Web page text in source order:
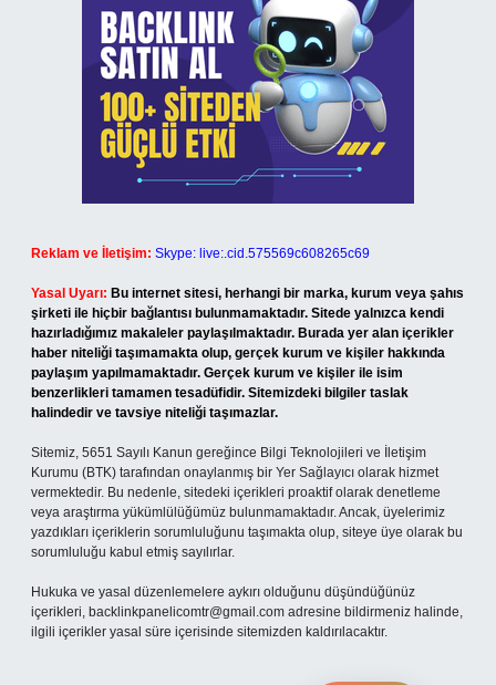
Reklam ve İletişim: Skype: live:.cid.575569c608265c69
Yasal Uyarı: Bu internet sitesi, herhangi bir marka, kurum veya şahıs
şirketi ile hiçbir bağlantısı bulunmamaktadır. Sitede yalnızca kendi
hazırladığımız makaleler paylaşılmaktadır. Burada yer alan içerikler
haber niteliği taşımamakta olup, gerçek kurum ve kişiler hakkında
paylaşım yapılmamaktadır. Gerçek kurum ve kişiler ile isim
benzerlikleri tamamen tesadüfidir. Sitemizdeki bilgiler taslak
halindedir ve tavsiye niteliği taşımazlar.
Sitemiz, 5651 Sayılı Kanun gereğince Bilgi Teknolojileri ve İletişim
Kurumu (BTK) tarafından onaylanmış bir Yer Sağlayıcı olarak hizmet
vermektedir. Bu nedenle, sitedeki içerikleri proaktif olarak denetleme
veya araştırma yükümlülüğümüz bulunmamaktadır. Ancak, üyelerimiz
yazdıkları içeriklerin sorumluluğunu taşımakta olup, siteye üye olarak bu
sorumluluğu kabul etmiş sayılırlar.
Hukuka ve yasal düzenlemelere aykırı olduğunu düşündüğünüz
içerikleri, backlinkpanelicomtr@gmail.com adresine bildirmeniz halinde,
ilgili içerikler yasal süre içerisinde sitemizden kaldırılacaktır.